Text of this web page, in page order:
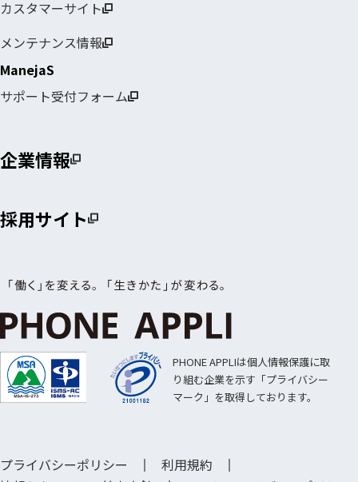
カスタマーサイト
メンテナンス情報
ManejaS
サポート受付フォーム
企業情報
採用サイト
PHONE APPLIは個人情報保護に取
り組む企業を示す「プライバシー
マーク」を取得しております。
プライバシーポリシー
利用規約